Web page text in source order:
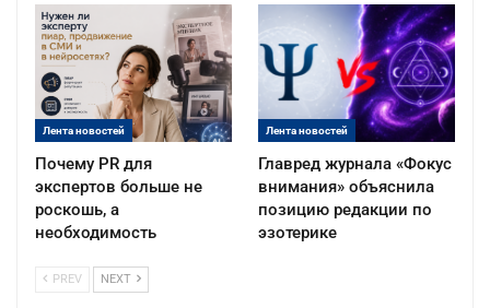
Лента новостей
Почему PR для
экспертов больше не
роскошь, а
необходимость
Лента новостей
Главред журнала «Фокус
внимания» объяснила
позицию редакции по
эзотерике
PREV NEXT